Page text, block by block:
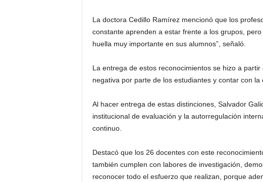
La doctora Cedillo Ramírez mencionó que los
constante aprenden a estar frente a los grupos,
huella muy importante en sus alumnos”, señaló.
La entrega de estos reconocimientos se hizo a
negativa por parte de los estudiantes y contar con
Al hacer entrega de estas distinciones, Salvador
institucional de evaluación y la autorregulación
continuo.
Destacó que los 26 docentes con este
también cumplen con labores de investigación,
reconocer todo el esfuerzo que realizan, porque